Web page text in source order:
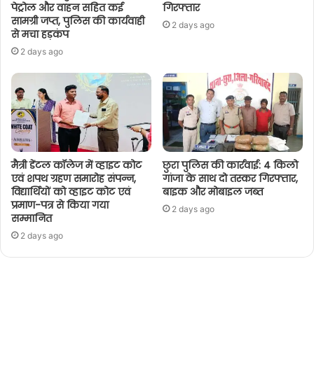
पेट्रोल और वाहन सहित कई
सामग्री जप्त, पुलिस की कार्यवाही
से मचा हड़कंप
2 days ago
गिरफ्तार
2 days ago
मैत्री डेंटल कॉलेज में व्हाइट कोट
एवं शपथ ग्रहण समारोह संपन्न,
विद्यार्थियों को व्हाइट कोट एवं
प्रमाण-पत्र से किया गया
सम्मानित
2 days ago
छुरा पुलिस की कार्रवाई: 4 किलो
गांजा के साथ दो तस्कर गिरफ्तार,
बाइक और मोबाइल जब्त
2 days ago